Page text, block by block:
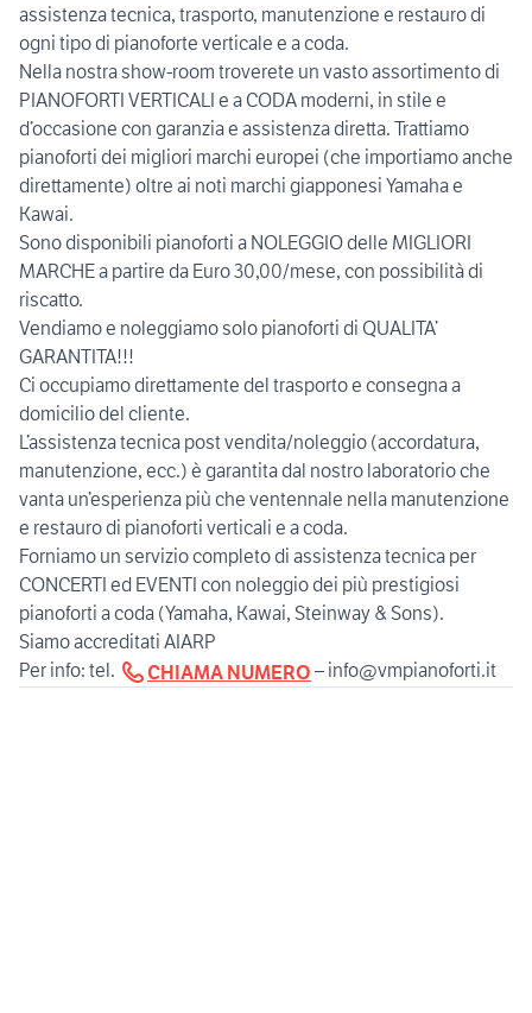
assistenza tecnica, trasporto, manutenzione e restauro di
ogni tipo di pianoforte verticale e a coda.
Nella nostra show-room troverete un vasto assortimento di
PIANOFORTI VERTICALI e a CODA moderni, in stile e
d’occasione con garanzia e assistenza diretta. Trattiamo
pianoforti dei migliori marchi europei (che importiamo anche
direttamente) oltre ai noti marchi giapponesi Yamaha e
Kawai.
Sono disponibili pianoforti a NOLEGGIO delle MIGLIORI
MARCHE a partire da Euro 30,00/mese, con possibilità di
riscatto.
Vendiamo e noleggiamo solo pianoforti di QUALITA’
GARANTITA!!!
Ci occupiamo direttamente del trasporto e consegna a
domicilio del cliente.
L’assistenza tecnica post vendita/noleggio (accordatura,
manutenzione, ecc.) è garantita dal nostro laboratorio che
vanta un’esperienza più che ventennale nella manutenzione
e restauro di pianoforti verticali e a coda.
Forniamo un servizio completo di assistenza tecnica per
CONCERTI ed EVENTI con noleggio dei più prestigiosi
pianoforti a coda (Yamaha, Kawai, Steinway & Sons).
Siamo accreditati AIARP
Per info: tel.
CHIAMA NUMERO – info@vmpianoforti.it